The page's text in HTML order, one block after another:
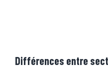
Différences entre